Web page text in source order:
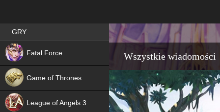
Wszystkie wiadomości
Best RPG games in Poland
GRY
Fatal Force
NEW
Game of Thrones
League of Angels 3